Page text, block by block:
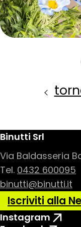
Binutti Srl
Via Baldasseria
Tel. 0432 600095
binutti@binutti.it
Iscriviti alla
Instagram